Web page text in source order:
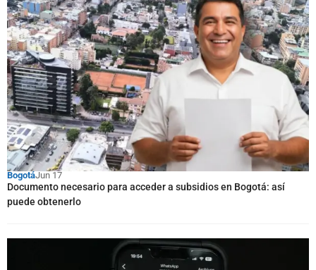
BogotáJun 17
Documento necesario para acceder a subsidios en Bogotá: así
puede obtenerlo